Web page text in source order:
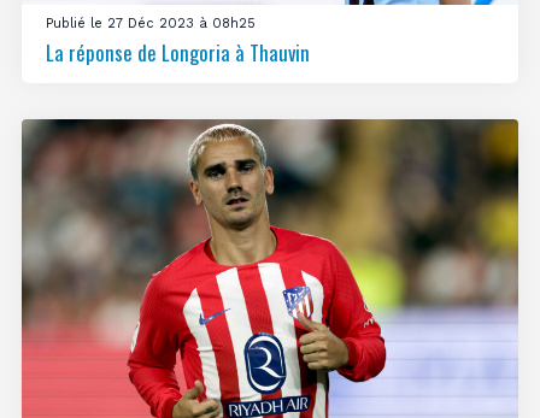
Publié le 27 Déc 2023 à 08h25
La réponse de Longoria à Thauvin